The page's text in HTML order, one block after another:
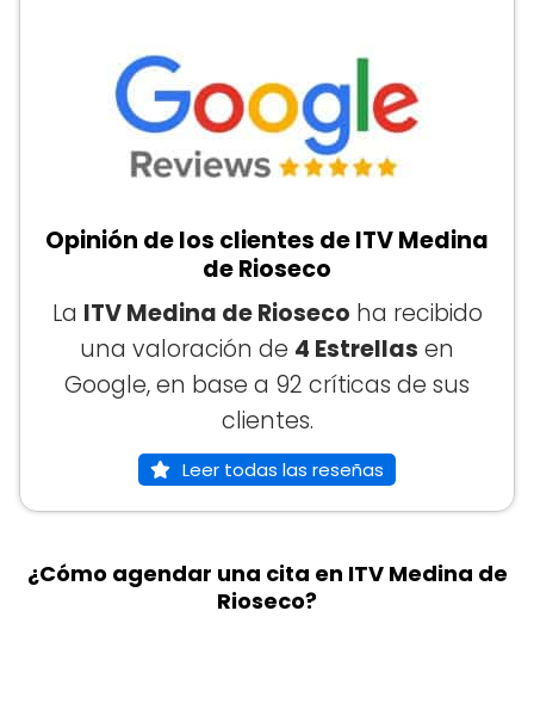
Opinión de los clientes de ITV Medina
de Rioseco
La ITV Medina de Rioseco ha recibido
una valoración de 4 Estrellas en
Google, en base a 92 críticas de sus
clientes.
Leer todas las reseñas
¿Cómo agendar una cita en ITV Medina de
Rioseco?